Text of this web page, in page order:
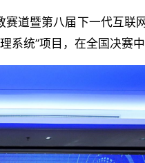
道暨第八届下一代互联
统”项目，在全国决赛中